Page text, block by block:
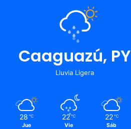
Caaguazú, PY
Lluvia Ligera
28 ℃
Jue
22 ℃
Vie
22 ℃
Sáb